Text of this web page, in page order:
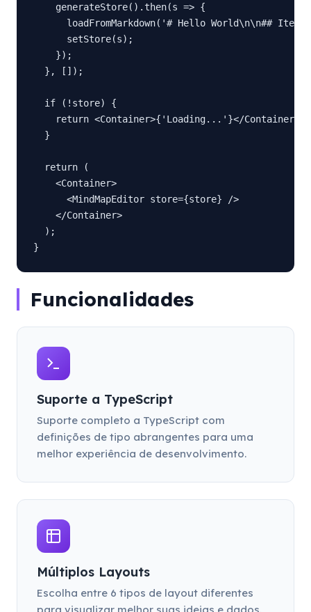
    generateStore().then(s => {
loadFromMarkdown('# Hello World\n\n## Item
      setStore(s);
    });
  }, []);
  if (!store) {
    return <Container>{'Loading...'}</Container>;
  }
  return (
    <Container>
      <MindMapEditor store={store} />
    </Container>
  );
}
Funcionalidades
Suporte a TypeScript
Suporte completo a TypeScript com
definições de tipo abrangentes para uma
melhor experiência de desenvolvimento.
Múltiplos Layouts
Escolha entre 6 tipos de layout diferentes